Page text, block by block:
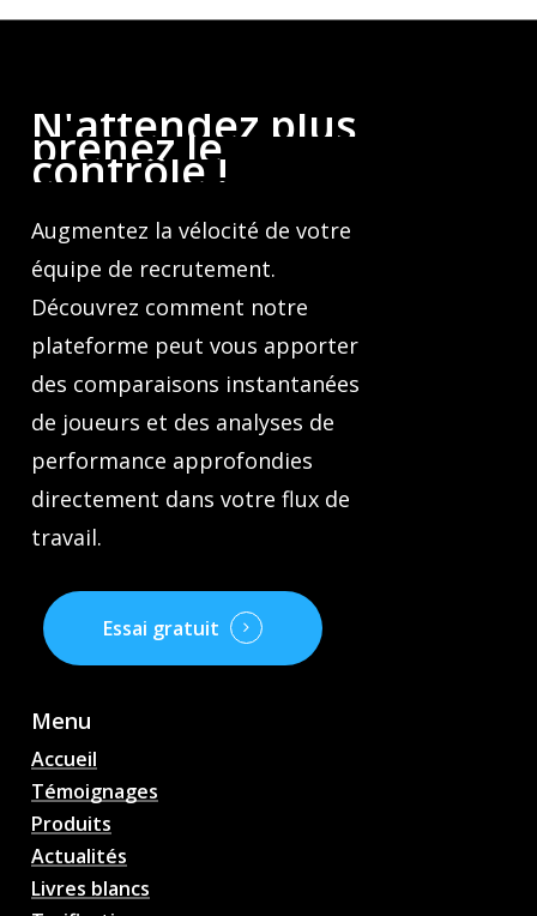
N'attendez plus,
prenez le
contrôle!
Augmentez la vélocité de votre
équipe de recrutement.
Découvrez comment notre
plateforme peut vous apporter
des comparaisons instantanées
de joueurs et des analyses de
performance approfondies
directement dans votre flux de
travail.
Essai gratuit
Menu
Accueil
Témoignages
Produits
Actualités
Livres blancs